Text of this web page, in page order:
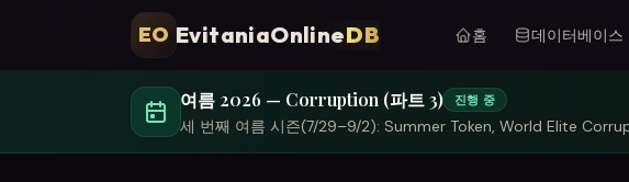
EO EvitaniaOnlineDB 홈 데이터베이스
여름 2026 — Corruption (파트 3) 진행 중
세 번째 여름 시즌(7/29–9/2): Summer Token, World Elite